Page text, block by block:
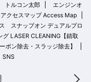
トルコン太郎
エンジンオ
アクセスマップ Access Map
スナップオン デュアルプロ
グ LASER CLEANING【錆取
ボン除去・スラッジ除去】
SNS